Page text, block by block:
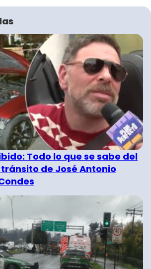
Todo lo que se sabe del
de José Antonio